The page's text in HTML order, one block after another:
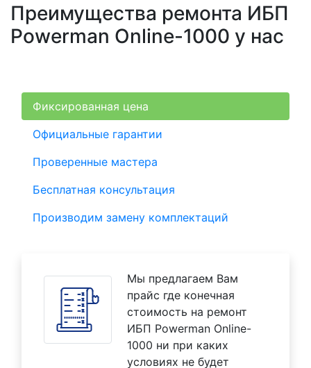
Преимущества ремонта ИБП
Powerman Online-1000 у нас
Фиксированная цена
Официальные гарантии
Проверенные мастера
Бесплатная консультация
Производим замену комплектаций
Мы предлагаем Вам
прайс где конечная
стоимость на ремонт
ИБП Powerman Online-
1000 ни при каких
условиях не будет